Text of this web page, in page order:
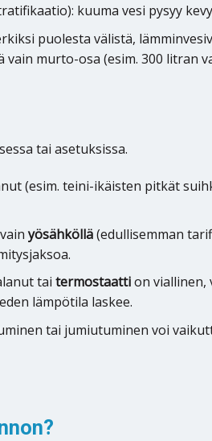
kuuma vesi pysyy
puolesta välistä,
vain murto-osa (esim. 300 litran
tai asetuksissa.
(esim. teini-ikäisten pitkät
yösähköllä(edullisemman
tai termostaattion viallinen,
lämpötila laskee.
tai jumiutuminen voi